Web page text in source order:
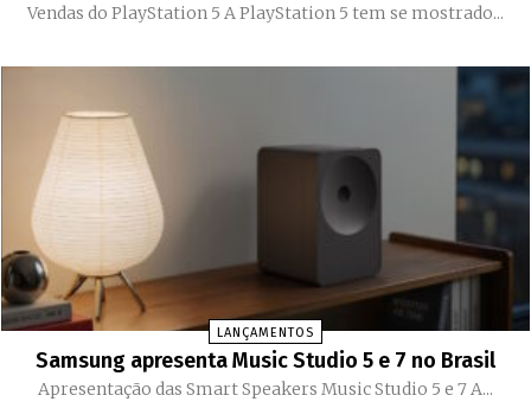
Vendas do PlayStation 5 A PlayStation 5 tem se mostrado...
LANÇAMENTOS
Samsung apresenta Music Studio 5 e 7 no Brasil
Apresentação das Smart Speakers Music Studio 5 e 7 A...